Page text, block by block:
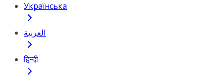
Українська
العربية
हिन्दी